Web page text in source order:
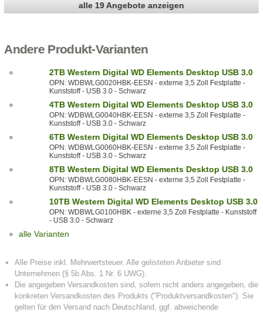
alle 19 Angebote anzeigen
Andere Produkt-Varianten
2TB Western Digital WD Elements Desktop USB 3.0
OPN: WDBWLG0020HBK-EESN - externe 3,5 Zoll Festplatte -
Kunststoff - USB 3.0 - Schwarz
4TB Western Digital WD Elements Desktop USB 3.0
OPN: WDBWLG0040HBK-EESN - externe 3,5 Zoll Festplatte -
Kunststoff - USB 3.0 - Schwarz
6TB Western Digital WD Elements Desktop USB 3.0
OPN: WDBWLG0060HBK-EESN - externe 3,5 Zoll Festplatte -
Kunststoff - USB 3.0 - Schwarz
8TB Western Digital WD Elements Desktop USB 3.0
OPN: WDBWLG0080HBK-EESN - externe 3,5 Zoll Festplatte -
Kunststoff - USB 3.0 - Schwarz
10TB Western Digital WD Elements Desktop USB 3.0
OPN: WDBWLG0100HBK - externe 3,5 Zoll Festplatte - Kunststoff
- USB 3.0 - Schwarz
alle Varianten